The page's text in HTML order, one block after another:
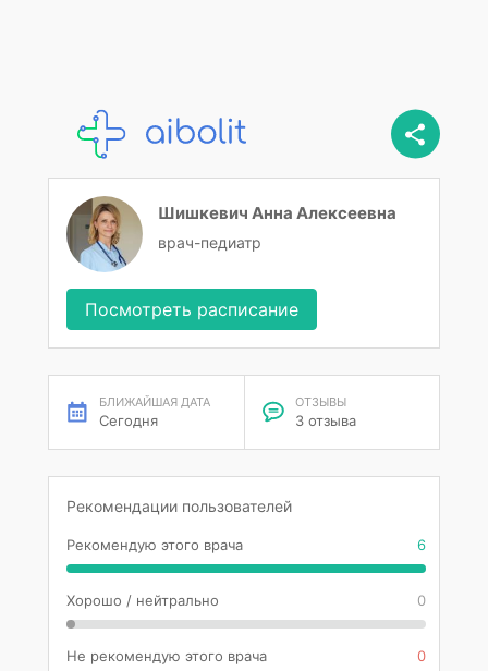
Шишкевич Анна Алексеевна
врач-педиатр
Посмотреть расписание
БЛИЖАЙШАЯ ДАТА
Сегодня
ОТЗЫВЫ
3 отзыва
Рекомендации пользователей
Рекомендую этого врача 6
Хорошо / нейтрально 0
Не рекомендую этого врача 0